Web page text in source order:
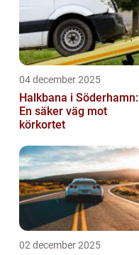
04 december 2025
Halkbana i Söderhamn:
En säker väg mot
körkortet
02 december 2025